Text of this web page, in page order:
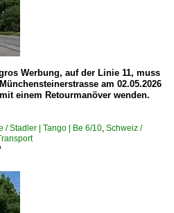
Werbung, auf der Linie 11, muss
am 02.05.2026
einem Retourmanöver wenden.
/ Stadler | Tango | Be 6/10, Schweiz /